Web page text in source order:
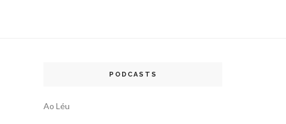
PODCASTS
Ao Léu